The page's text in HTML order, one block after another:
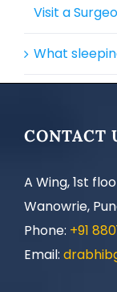
Visit a
What
CONTACT
A Wing, 1st
Wanowrie,
Phone: +91
Email: